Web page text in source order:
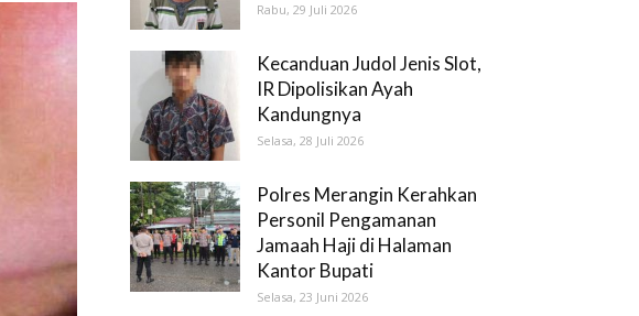
Rabu, 29 Juli 2026
Kecanduan Judol Jenis Slot,
IR Dipolisikan Ayah
Kandungnya
Selasa, 28 Juli 2026
Polres Merangin Kerahkan
Personil Pengamanan
Jamaah Haji di Halaman
Kantor Bupati
Selasa, 23 Juni 2026